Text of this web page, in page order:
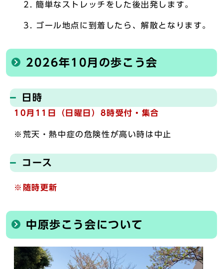
簡単なストレッチをした後出発します。
ゴール地点に到着したら、解散となります。
2026年10月の歩こう会
日時
10月11日（日曜日） 8時受付・集合
※荒天・熱中症の危険性が高い時は中止
コース
※随時更新
中原歩こう会について